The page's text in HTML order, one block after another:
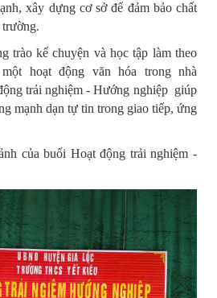
xây dựng cơ sở để đảm bảo chất
chuyện và học tập làm theo
hoạt động văn hóa trong nhà
trải nghiệm - Hướng nghiệp giúp
mạnh dạn tự tin trong giao tiếp, ứng
buổi Hoạt động trải nghiệm -